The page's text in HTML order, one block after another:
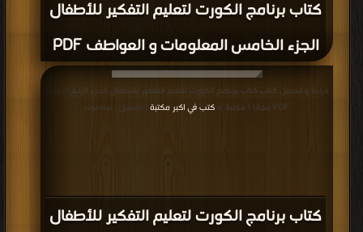
كتاب برنامج الكورت لتعليم التفكير للأطفال
الجزء الخامس المعلومات و العواطف PDF
كتاب برنامج الكورت لتعليم التفكير للأطفال
قراءة و تحميل كتاب كتاب برنامج الكورت لتعليم التفكير للأطفال الجزء الرابع الابداع
PDF مجانا | مكتبة >
كتب في اكبر مكتبة | التحميل : مرة/مرات